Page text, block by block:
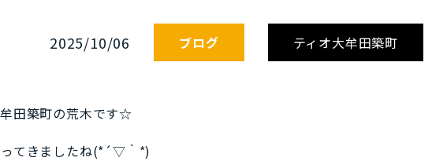
2025/10/06 ブログ ティオ大牟田築町
田築町の荒木です☆
てきましたね(*´▽｀*)